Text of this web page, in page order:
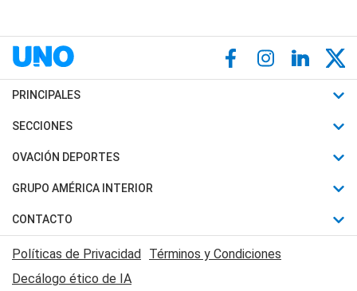
PRINCIPALES
Últimas Noticias
Política
Judiciales
Economia
SECCIONES
Horóscopo
Motores
Trucos caseros
Series y Películas
Edictos y Solicitadas
OVACIÓN DEPORTES
Fútbol
Mundial
Automovilismo
Rugby
GRUPO AMÉRICA INTERIOR
Canal 7 en Vivo
CONTACTO
Acerca de Nosotros
Contactanos
Políticas de Privacidad Términos y Condiciones
Decálogo ético de IA